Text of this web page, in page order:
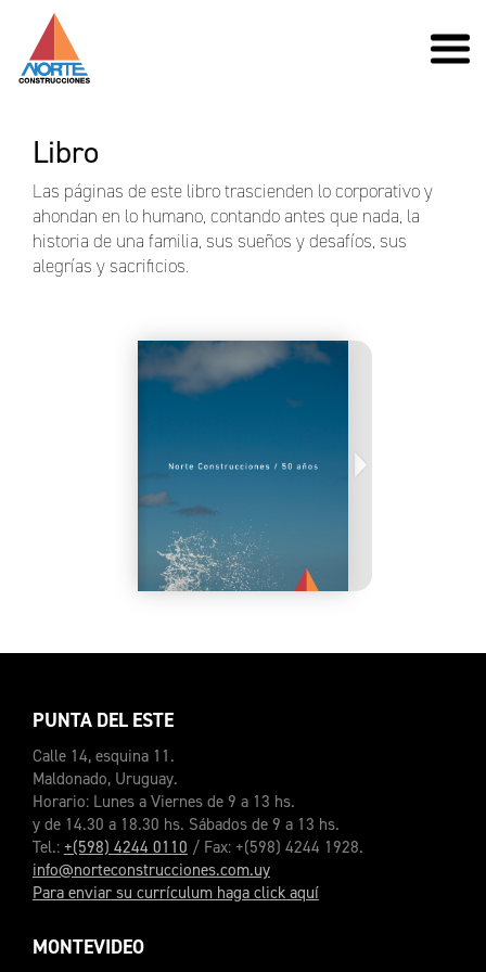
Libro
Las páginas de este libro trascienden lo corporativo y
ahondan en lo humano, contando antes que nada, la
historia de una familia, sus sueños y desafíos, sus
alegrías y sacrificios.
PUNTA DEL ESTE
Calle 14, esquina 11.
Maldonado, Uruguay.
Horario: Lunes a Viernes de 9 a 13 hs.
y de 14.30 a 18.30 hs. Sábados de 9 a 13 hs.
Tel.: +(598) 4244 0110 / Fax: +(598) 4244 1928.
info@norteconstrucciones.com.uy
Para enviar su currículum haga click aquí
MONTEVIDEO